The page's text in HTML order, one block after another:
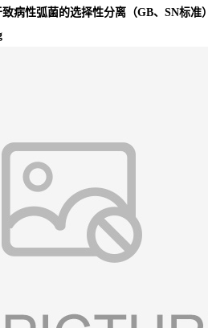
致病性弧菌的选择性分离（GB、SN标准）